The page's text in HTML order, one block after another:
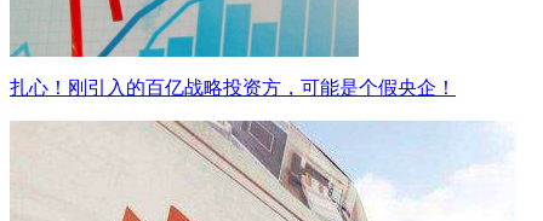
扎心！刚引入的百亿战略投资方，可能是个假央企！